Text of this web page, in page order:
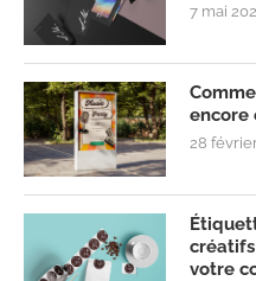
7 mai
encore
28
votre